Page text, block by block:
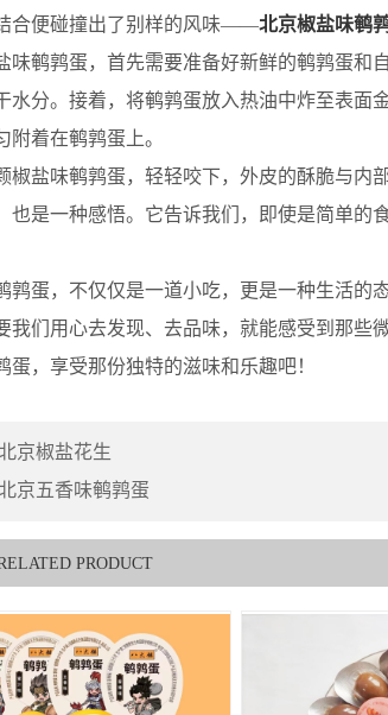
合便碰撞出了别样的风味——北京椒盐味鹌
鹌鹑蛋，首先需要准备好新鲜的鹌鹑蛋和
水分。接着，将鹌鹑蛋放入热油中炸至表面
附着在鹌鹑蛋上。
盐味鹌鹑蛋，轻轻咬下，外皮的酥脆与内
也是一种感悟。它告诉我们，即使是简单的
蛋，不仅仅是一道小吃，更是一种生活的
我们用心去发现、去品味，就能感受到那些
蛋，享受那份独特的滋味和乐趣吧！
京椒盐花生
京五香味鹌鹑蛋
PRODUCT